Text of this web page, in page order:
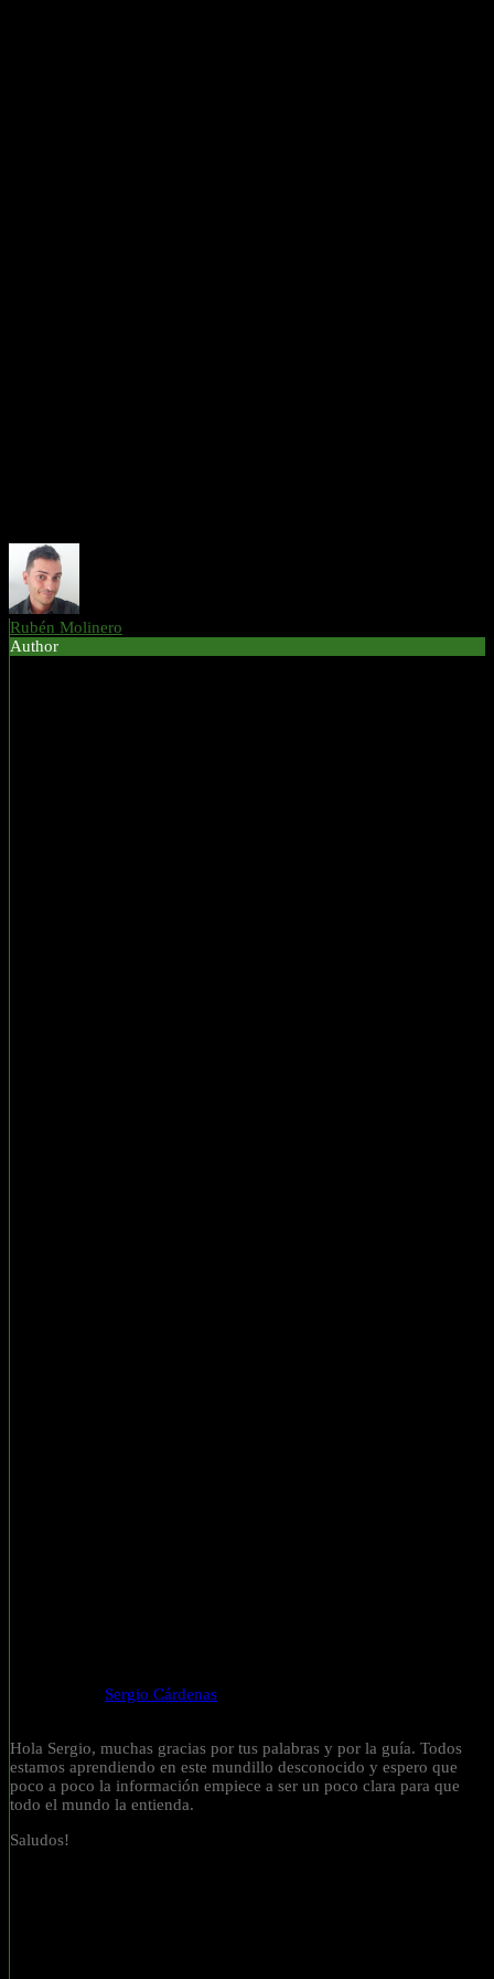
Rubén Molinero
Author
Sergio Cárdenas
Hola Sergio, muchas gracias por tus palabras y por la guía. Todos
estamos aprendiendo en este mundillo desconocido y espero que
poco a poco la información empiece a ser un poco clara para que
todo el mundo la entienda.
Saludos!